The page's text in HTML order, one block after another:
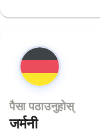
पैसा पठाउनुहोस्
जर्मनी